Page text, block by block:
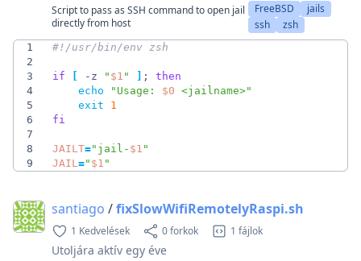
Script to pass as SSH command to open jail
directly from host
FreeBSD
jails
ssh
zsh
1
2
3
if -z " $1 " ;
then
4
echo " Usage: $0 <jailname>"
5
exit
1
6
fi
7
8
JAILT=" jail- $1 "
9
JAIL =" $1 "
santiago /fixSlowWifiRemotelyRaspi.sh
1 Kedvelések 0 forkok 1 fájlok
Utoljára aktív egy éve